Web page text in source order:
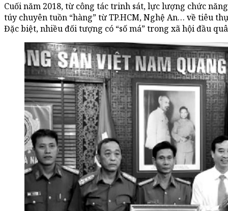
Cuối năm 2018, từ công tác trinh sát, lực lượng chức
túy chuyên tuồn “hàng” từ TP.HCM, Nghệ An… về tiêu
Đặc biệt, nhiều đối tượng có “số má” trong xã hội đầu